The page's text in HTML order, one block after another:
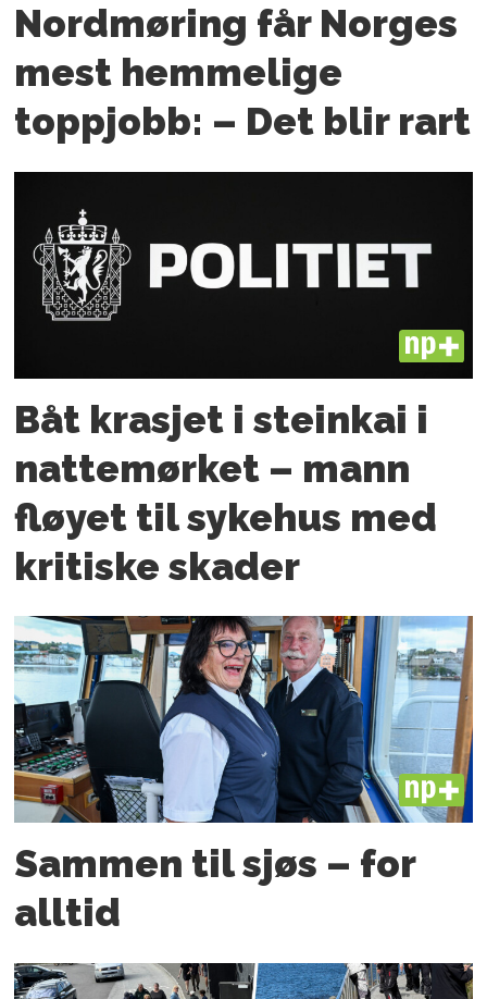
Nordmøring får Norges
mest hemmelige
toppjobb: – Det blir rart
PLUS
Båt krasjet i steinkai i
nattemørket – mann
fløyet til sykehus med
kritiske skader
PLUS
Sammen til sjøs – for
alltid